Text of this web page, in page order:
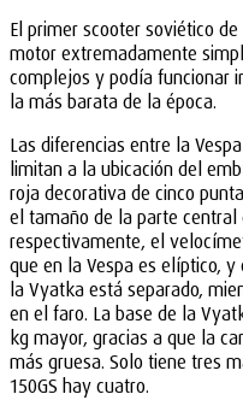
El primer scooter soviético
motor extremadamente
complejos y podía funcionar
la más barata de la época.
Las diferencias entre la
limitan a la ubicación del
roja decorativa de cinco
el tamaño de la parte
respectivamente, el
que en la Vespa es elíptico,
la Vyatka está separado,
en el faro. La base de la
kg mayor, gracias a que la
más gruesa. Solo tiene tres
150GS hay cuatro.